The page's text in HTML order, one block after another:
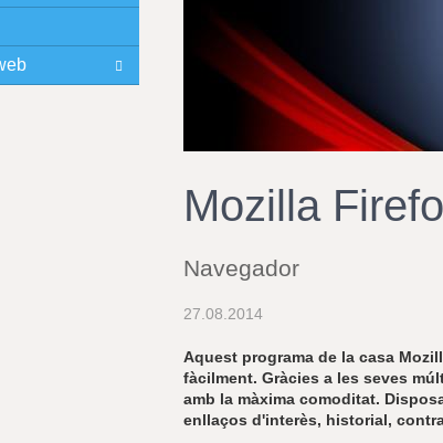
Mozilla
Navegador
27.08.2014
Aquest programa de la casa
fàcilment. Gràcies a les seves
amb la màxima comoditat.
enllaços d'interès, historial,